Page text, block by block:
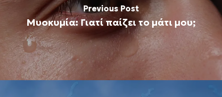
τμήματος Καταρράκτη και Οφθαλμοπλαστικής
του Moorfields Eye Hospital London.
Previous Post
Μυοκυμία: Γιατί παίζει το μάτι μου;